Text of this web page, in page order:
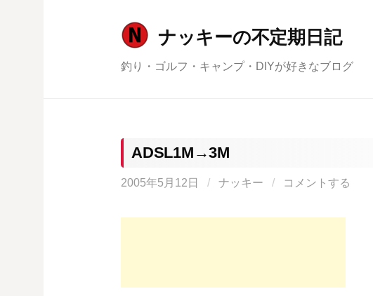
ナッキーの不定期日記
釣り・ゴルフ・キャンプ・DIYが好きなブログ
ADSL1M→3M
2005年5月12日 / ナッキー / コメントする